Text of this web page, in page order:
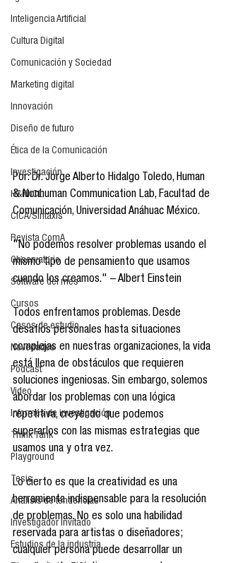
Inteligencia Artificial
Cultura Digital
Comunicación y Sociedad
Marketing digital
Innovación
Diseño de futuro
Ética de la Comunicación
Investigación
H&NhCL
CICA/Sintaxis
Revista ComA
Observatorio
Software del mes
Cursos
Casos de estudio
Novedades
Podcast
Video
Informes de investigación
Think Tank
Playground
Tesis
Análisis de tendencias
Investigador Invitado
Estudios de la industria
Por: Dr. Jorge Alberto Hidalgo Toledo, Human
& Nonhuman Communication Lab, Facultad de
Comunicación, Universidad Anáhuac México.
"No podemos resolver problemas usando el
mismo tipo de pensamiento que usamos
cuando los creamos." – Albert Einstein
Todos enfrentamos problemas. Desde
desafíos personales hasta situaciones
complejas en nuestras organizaciones, la vida
está llena de obstáculos que requieren
soluciones ingeniosas. Sin embargo, solemos
abordar los problemas con una lógica
repetitiva, creyendo que podemos
superarlos con las mismas estrategias que
usamos una y otra vez.
Lo cierto es que la creatividad es una
herramienta indispensable para la resolución
de problemas. No es solo una habilidad
reservada para artistas o diseñadores;
cualquier persona puede desarrollar un